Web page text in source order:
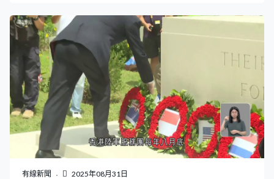
是五六十歲，即是無差別的，有很多不同死傷者。」這本
《廣華醫院總冊》記錄了在1944年10月16日，紅磡遭受
空襲後，有299名傷者被送到醫院，當中40多人入院時已
經死亡。「炸傷」、「炸死」字眼，遍布10多頁的入院紀
錄。 袁國是：「其實在抗戰這段期間東華服務大受影響，
不過因為我們至今都保留了檔案和文物，包括機構的會議
紀錄或廣華醫院總冊，甚至有些外界書信的往來，這些都
可以反映當時整個日佔時期的歷史篇章。」 當年紅磡遭受
空襲，是美軍對日軍後勤基地的紅磡黃埔船塢進行轟炸，
包括醫局、觀音廟和公立學校等都被納入為轟炸目標區。
據報造成超過900名華人死亡，約630名華人重輕傷，死傷
有線新聞 2025年08月31日